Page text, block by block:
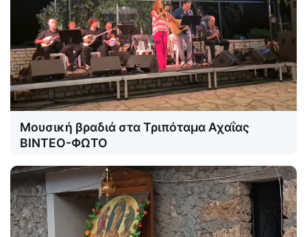
Μουσική βραδιά στα Τριπόταμα Αχαΐας
ΒΙΝΤΕΟ-ΦΩΤΟ